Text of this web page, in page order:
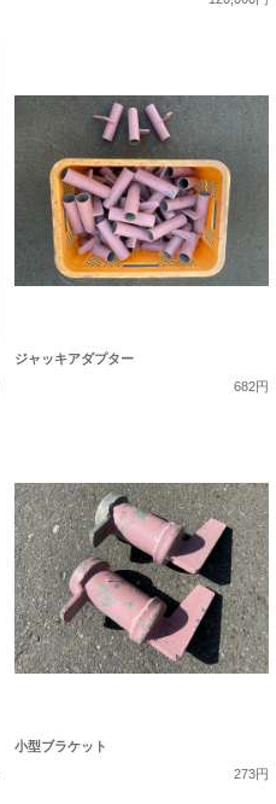
ジャッキアダプター
682円
小型ブラケット
273円